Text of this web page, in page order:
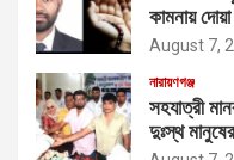
কামনায়
August 7,
নারায়ণগঞ্জ
সহযাত্রী
দুঃস্থ